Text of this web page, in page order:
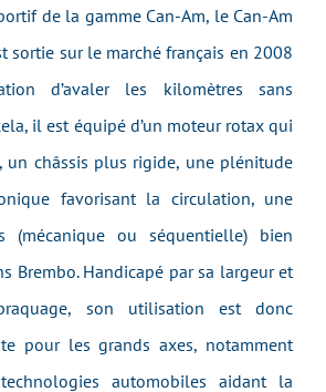
de la gamme Can-Am, le Can-Am
sortie sur le marché français en 2008
d’avaler les kilomètres sans
il est équipé d’un moteur rotax qui
un châssis plus rigide, une plénitude
favorisant la circulation, une
(mécanique ou séquentielle) bien
Brembo. Handicapé par sa largeur et
son utilisation est donc
pour les grands axes, notamment
automobiles aidant la